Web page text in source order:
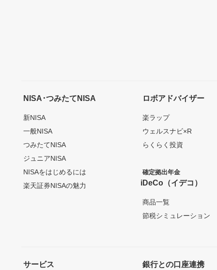
NISA･つみたてNISA
新NISA
一般NISA
つみたてNISA
ジュニアNISA
NISAをはじめるには
楽天証券NISAの魅力
ロボアドバイザー
楽ラップ
ウェルスナビ×R
らくらく投資
確定拠出年金
iDeCo（イデコ）
商品一覧
節税シミュレーション
サービス 銀行との口座連携